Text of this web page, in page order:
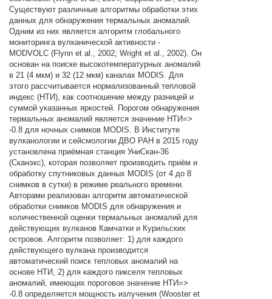
Существуют различные алгоритмы обработки этих
данных для обнаружения термальных аномалий.
Одним из них является алгоритм глобального
мониторинга вулканической активности -
MODVOLC (Flynn et al., 2002; Wright et al., 2002). Он
основан на поиске высокотемпературных аномалий
в 21 (4 мкм) и 32 (12 мкм) каналах MODIS. Для
этого рассчитывается нормализованный тепловой
индекс (НТИ), как соотношение между разницей и
суммой указанных яркостей. Порогом обнаружения
термальных аномалий является значение НТИ=>
-0.8 для ночных снимков MODIS. В Институте
вулканологии и сейсмологии ДВО РАН в 2015 году
установлена приёмная станция УниСкан-36
(Сканэкс), которая позволяет производить приём и
обработку спутниковых данных MODIS (от 4 до 8
снимков в сутки) в режиме реального времени.
Авторами реализован алгоритм автоматической
обработки снимков MODIS для обнаружения и
количественной оценки термальных аномалий для
действующих вулканов Камчатки и Курильских
островов. Алгоритм позволяет: 1) для каждого
действующего вулкана производится
автоматический поиск тепловых аномалий на
основе НТИ, 2) для каждого пикселя тепловых
аномалий, имеющих пороговое значение НТИ=>
-0.8 определяется мощность излучения (Wooster et